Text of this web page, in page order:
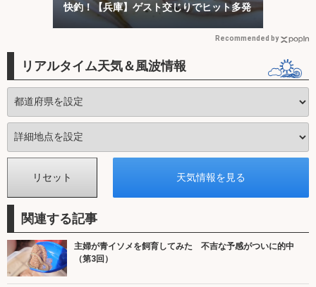
快釣！【兵庫】ゲスト交じりでヒット多発
Recommended by
リアルタイム天気＆風波情報
関連する記事
主婦が青イソメを飼育してみた 不吉な予感がついに的中
（第3回）